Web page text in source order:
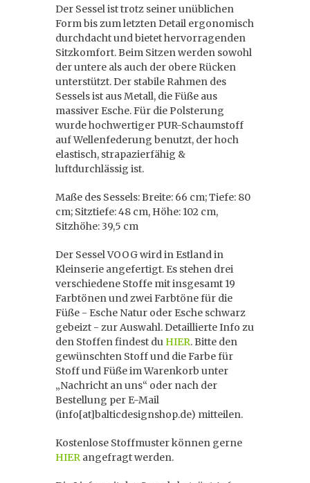
Der Sessel ist trotz seiner unüblichen
Form bis zum letzten Detail ergonomisch
durchdacht und bietet hervorragenden
Sitzkomfort. Beim Sitzen werden sowohl
der untere als auch der obere Rücken
unterstützt. Der stabile Rahmen des
Sessels ist aus Metall, die Füße aus
massiver Esche. Für die Polsterung
wurde hochwertiger PUR-Schaumstoff
auf Wellenfederung benutzt, der hoch
elastisch, strapazierfähig &
luftdurchlässig ist.
Maße des Sessels: Breite: 66 cm; Tiefe: 80
cm; Sitztiefe: 48 cm, Höhe: 102 cm,
Sitzhöhe: 39,5 cm
Der Sessel VOOG wird in Estland in
Kleinserie angefertigt. Es stehen drei
verschiedene Stoffe mit insgesamt 19
Farbtönen und zwei Farbtöne für die
Füße - Esche Natur oder Esche schwarz
gebeizt - zur Auswahl. Detaillierte Info zu
den Stoffen findest du HIER. Bitte den
gewünschten Stoff und die Farbe für
Stoff und Füße im Warenkorb unter
„Nachricht an uns“ oder nach der
Bestellung per E-Mail
(info[at]balticdesignshop.de) mitteilen.
Kostenlose Stoffmuster können gerne
HIER angefragt werden.